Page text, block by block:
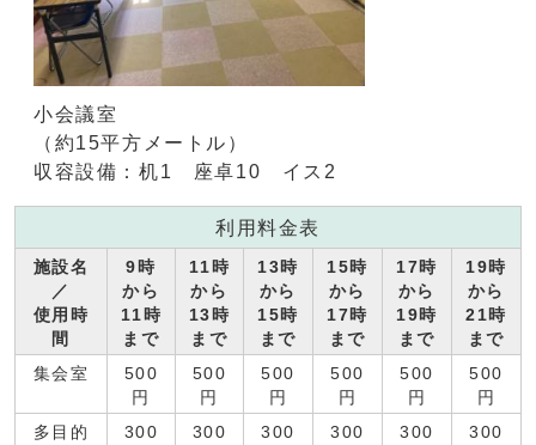
小会議室
（約15平方メートル）
収容設備：机1 座卓10 イス2
利用料金表
施設名
／
使用時
間
9時
から
11時
まで
11時
から
13時
まで
13時
から
15時
まで
15時
から
17時
まで
17時
から
19時
まで
19時
から
21時
まで
集会室
500
円
500
円
500
円
500
円
500
円
500
円
多目的
300
300
300
300
300
300